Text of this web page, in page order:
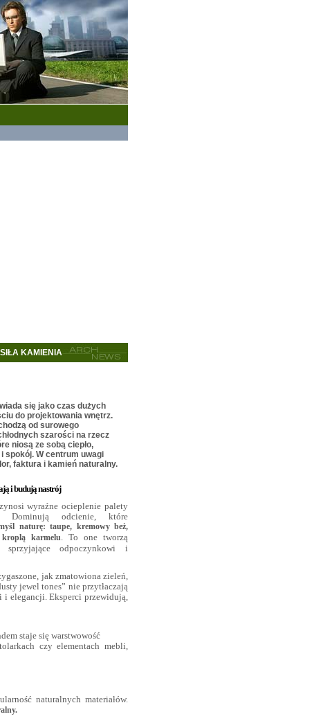
KAMIENIA
się jako czas dużych
do projektowania wnętrz.
od surowego
szarości na rzecz
niosą ze sobą ciepło,
spokój. W centrum uwagi
faktura i kamień naturalny.
i budują nastrój
wyraźne ocieplenie palety
Dominują odcienie, które
naturę: taupe, kremowy beż,
karmelu. To one tworzą
sprzyjające odpoczynkowi i
jak zmatowiona zieleń,
jewel tones” nie przytłaczają
i elegancji. Eksperci przewidują,
staje się warstwowość
czy elementach mebli,
naturalnych materiałów.